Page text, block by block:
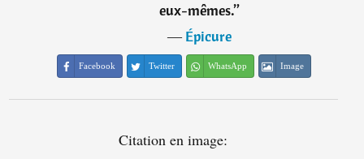
eux-mêmes.”
―Épicure
Facebook Twitter WhatsApp Image
Citation en image: